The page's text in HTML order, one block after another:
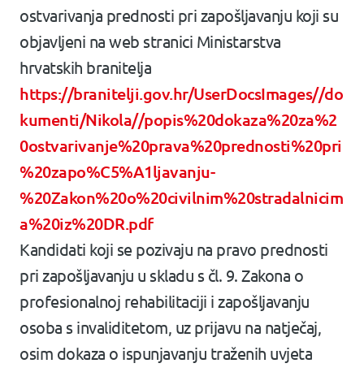
ostvarivanja prednosti pri zapošljavanju koji su
objavljeni na web stranici Ministarstva
hrvatskih branitelja
https://branitelji.gov.hr/UserDocsImages//do
kumenti/Nikola//popis%20dokaza%20za%2
0ostvarivanje%20prava%20prednosti%20pri
%20zapo%C5%A1ljavanju-
%20Zakon%20o%20civilnim%20stradalnicim
a%20iz%20DR.pdf
Kandidati koji se pozivaju na pravo prednosti
pri zapošljavanju u skladu s čl. 9. Zakona o
profesionalnoj rehabilitaciji i zapošljavanju
osoba s invaliditetom, uz prijavu na natječaj,
osim dokaza o ispunjavanju traženih uvjeta